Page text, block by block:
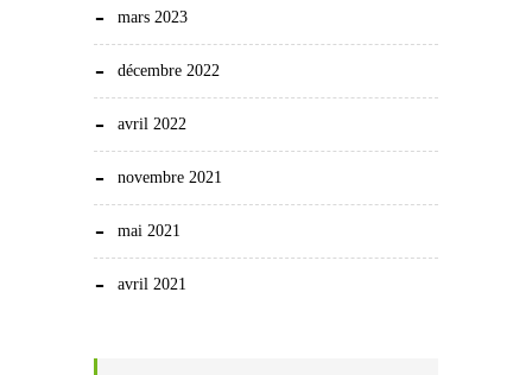
mars 2023
décembre 2022
avril 2022
novembre 2021
mai 2021
avril 2021